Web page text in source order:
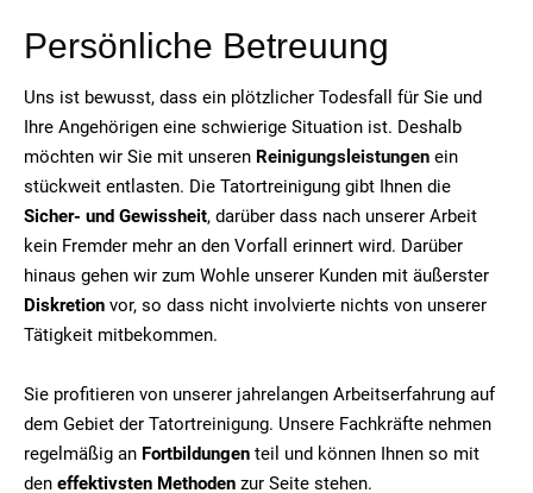
Persönliche Betreuung
Uns ist bewusst, dass ein plötzlicher Todesfall für Sie und
Ihre Angehörigen eine schwierige Situation ist. Deshalb
möchten wir Sie mit unseren Reinigungsleistungen ein
stückweit entlasten. Die Tatortreinigung gibt Ihnen die
Sicher- und Gewissheit, darüber dass nach unserer Arbeit
kein Fremder mehr an den Vorfall erinnert wird. Darüber
hinaus gehen wir zum Wohle unserer Kunden mit äußerster
Diskretion vor, so dass nicht involvierte nichts von unserer
Tätigkeit mitbekommen.
Sie profitieren von unserer jahrelangen Arbeitserfahrung auf
dem Gebiet der Tatortreinigung. Unsere Fachkräfte nehmen
regelmäßig an Fortbildungen teil und können Ihnen so mit
den effektivsten Methoden zur Seite stehen.